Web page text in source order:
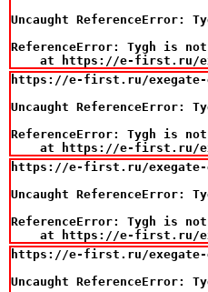
Uncaught ReferenceError:
ReferenceError: Tygh is
at https://e-first.ru/
https://e-first.ru/exegate-
Uncaught ReferenceError:
ReferenceError: Tygh is
at https://e-first.ru/
https://e-first.ru/exegate-
Uncaught ReferenceError:
ReferenceError: Tygh is
at https://e-first.ru/
https://e-first.ru/exegate-
Uncaught ReferenceError: